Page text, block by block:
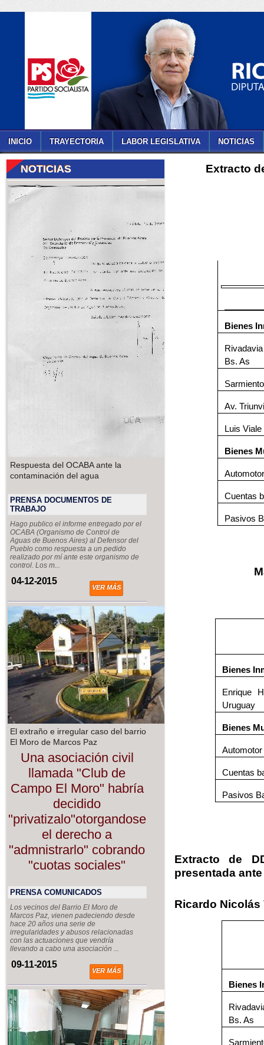
INICIO TRAYECTORIA LABOR LEGISLATIVA NOTICIAS
NOTICIAS
Respuesta del OCABA ante la
contaminación del agua
PRENSA DOCUMENTOS DE
TRABAJO
Hago publico el informe entregado por el
OCABA (Organismo de Control de
Aguas de Buenos Aires) al Defensor del
Pueblo como respuesta a un pedido
realizado por mí ante este organismo de
control. Los m...
04-12-2015
VER MÁS
El extraño e irregular caso del barrio
El Moro de Marcos Paz
Una asociación civil
llamada "Club de
Campo El Moro" habría
decidido
"privatizalo"otorgandose
el derecho a
"admnistrarlo" cobrando
"cuotas sociales"
PRENSA COMUNICADOS
Los vecinos del Barrio El Moro de
Marcos Paz, vienen padeciendo desde
hace 20 años una serie de
irregularidades y abusos relacionadas
con las actuaciones que vendría
llevando a cabo una asociación ...
09-11-2015
VER MÁS
Extracto
Bienes
Bs. As
Av.
Luis
Bienes
Cuentas
Pasivos
Bienes
Enrique
Uruguay
Bienes
Cuentas
Pasivos
Extracto de
presentada ante
Ricardo Nicolás
Bienes
Bs. As